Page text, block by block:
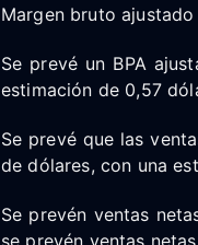
Margen bruto ajustado
Se prevé un BPA
estimación de 0,57
Se prevé que las
de dólares, con una
Se prevén ventas